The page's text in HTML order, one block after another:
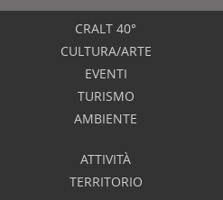
CRALT 40°
CULTURA/ARTE
EVENTI
TURISMO
AMBIENTE
ATTIVITÀ
TERRITORIO